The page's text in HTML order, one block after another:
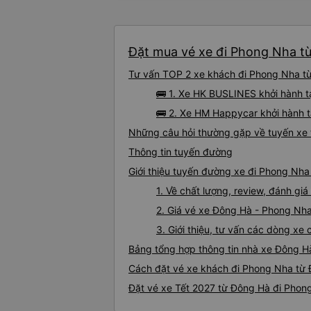
Đặt mua vé xe đi Phong Nha
Tư vấn TOP 2 xe khách đi Phong Nha
🚌 1. Xe HK BUSLINES khởi hành
🚌 2. Xe HM Happycar khởi hành
Những câu hỏi thường gặp về tuyến
Thông tin tuyến đường
Giới thiệu tuyến đường xe đi Phong
1. Về chất lượng, review, đánh
2. Giá vé xe Đông Hà - Phong Nha
3. Giới thiệu, tư vấn các dòng xe
Bảng tổng hợp thông tin nhà xe Đông
Cách đặt vé xe khách đi Phong Nha từ
Đặt vé xe Tết 2027 từ Đông Hà đi